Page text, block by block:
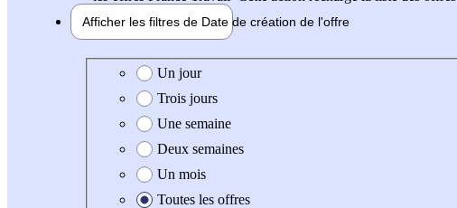
Afficher les filtres de Date de création de l'offre
Date de création de l'offre
Un jour
Trois jours
Une semaine
Deux semaines
Un mois
Toutes les offres